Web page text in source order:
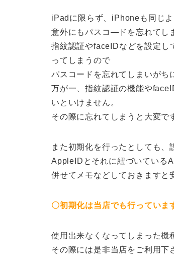
iPadに限らず、iPhoneも同じ
意外にもパスコ―ドを忘れてし
指紋認証やfaceIDなどを設定し
ってしまうので
パスコードを忘れてしまいがち
万が一、指紋認証の機能や
いといけません。
その際に忘れてしまうと大変で
また初期化を行ったとしても、
AppleIDとそれに紐づいている
併せてメモなどしておきますと
〇初期化は当店でも行っていま
使用出来なくなってしまった機
その際には是非当店をご利用下